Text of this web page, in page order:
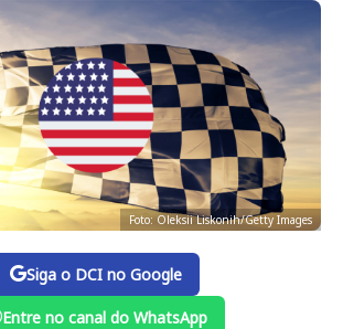
Foto: Oleksii Liskonih/Getty Images
Siga o DCI no Google
Entre no canal do WhatsApp